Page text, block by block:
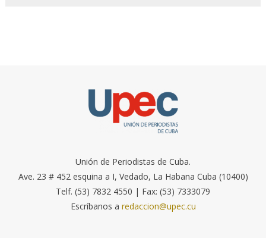
Unión de Periodistas de Cuba.
Ave. 23 # 452 esquina a I, Vedado, La Habana Cuba (10400)
Telf. (53) 7832 4550 | Fax: (53) 7333079
Escríbanos a redaccion@upec.cu